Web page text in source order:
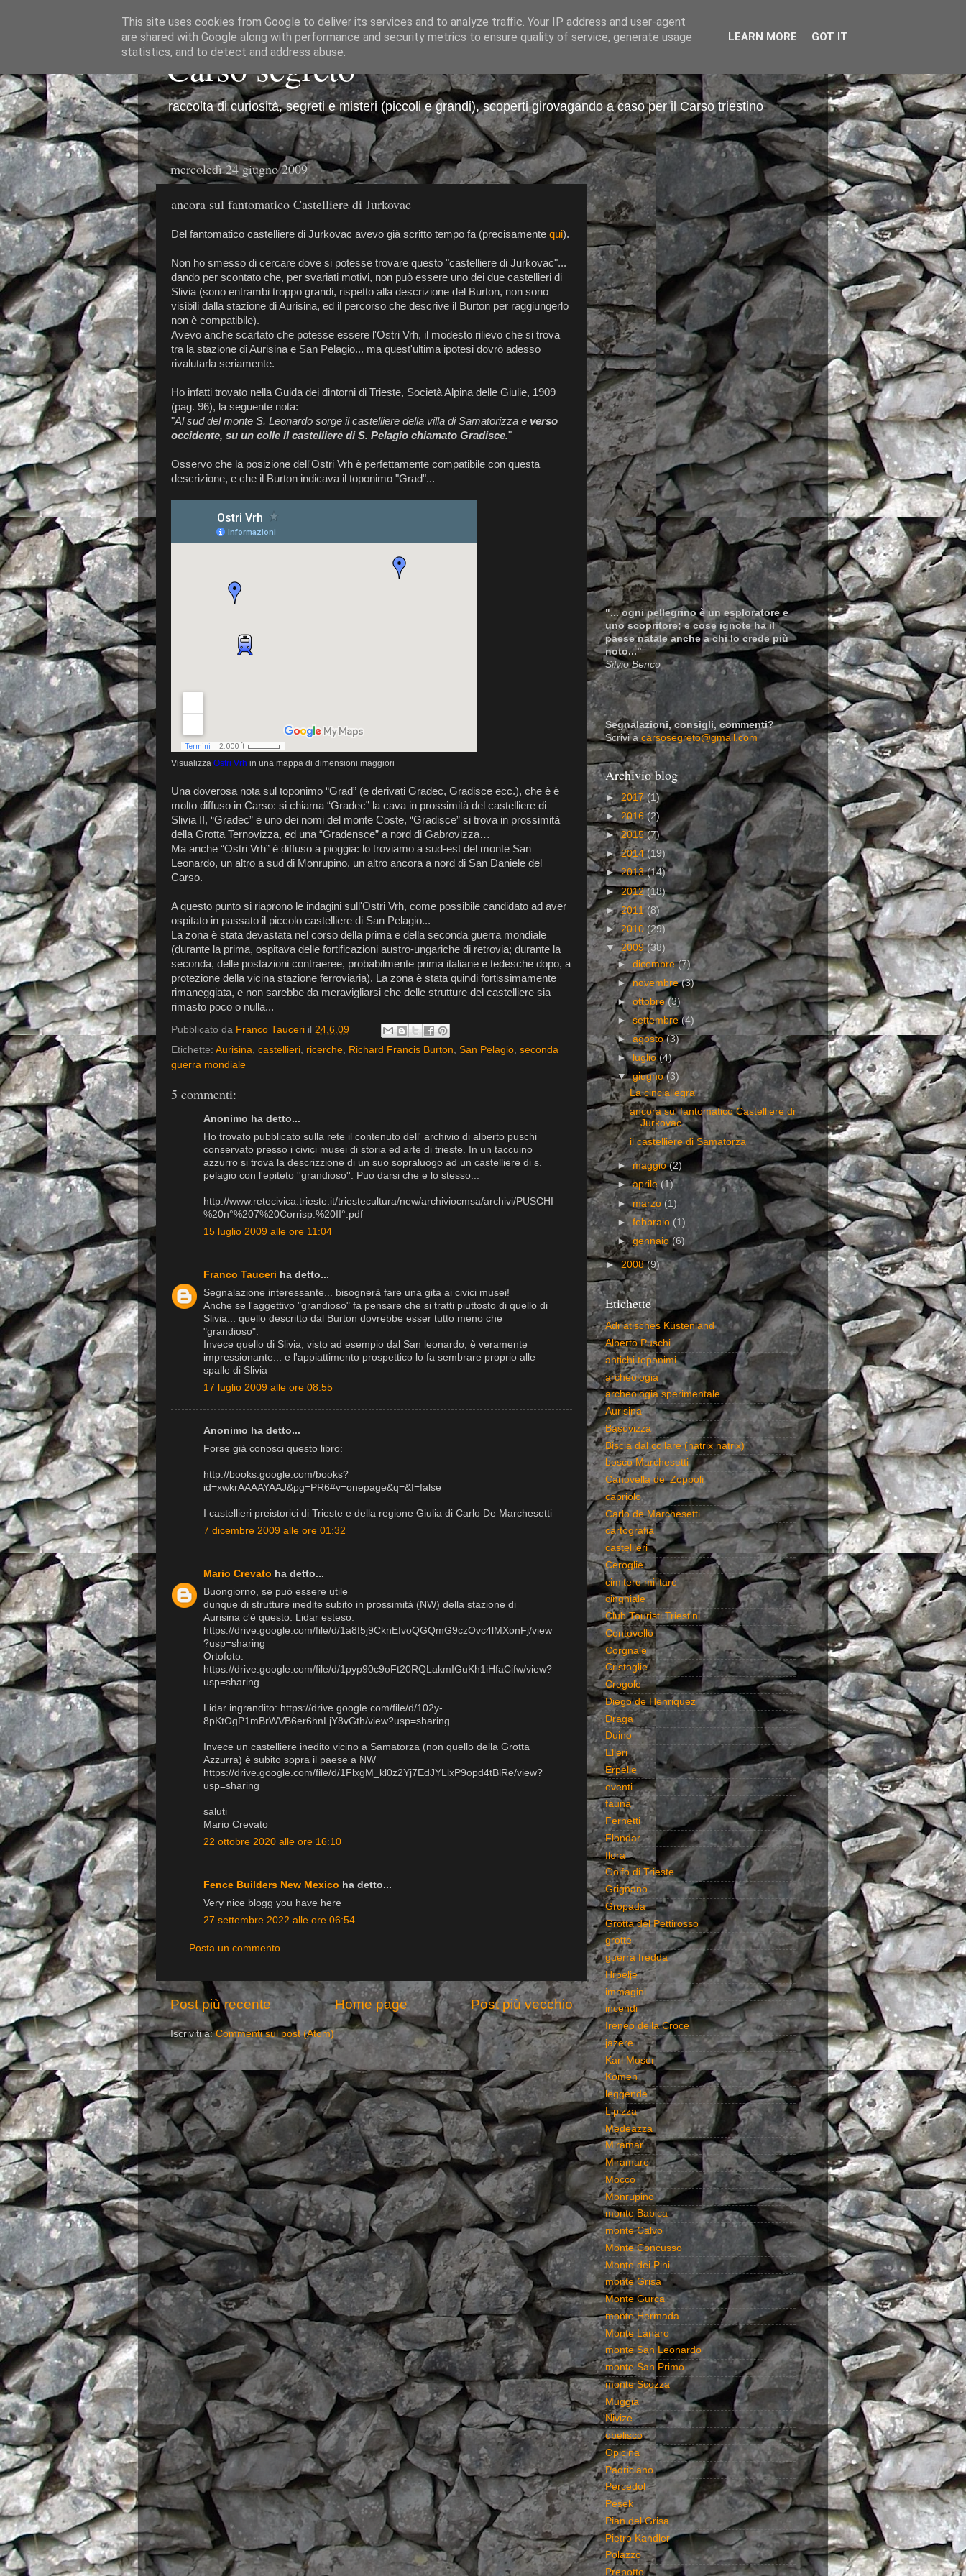
Carso segreto
raccolta di curiosità, segreti e misteri (piccoli e grandi), scoperti girovagando a caso per il Carso triestino
mercoledì 24 giugno 2009
ancora sul fantomatico Castelliere di Jurkovac
Del fantomatico castelliere di Jurkovac avevo già scritto tempo fa (precisamente qui).
Non ho smesso di cercare dove si potesse trovare questo "castelliere di Jurkovac"...
dando per scontato che, per svariati motivi, non può essere uno dei due castellieri di
Slivia (sono entrambi troppo grandi, rispetto alla descrizione del Burton, non sono
visibili dalla stazione di Aurisina, ed il percorso che descrive il Burton per raggiungerlo
non è compatibile).
Avevo anche scartato che potesse essere l'Ostri Vrh, il modesto rilievo che si trova
tra la stazione di Aurisina e San Pelagio... ma quest'ultima ipotesi dovrò adesso
rivalutarla seriamente.
Ho infatti trovato nella Guida dei dintorni di Trieste, Società Alpina delle Giulie, 1909
(pag. 96), la seguente nota:
"Al sud del monte S. Leonardo sorge il castelliere della villa di Samatorizza e verso
occidente, su un colle il castelliere di S. Pelagio chiamato Gradisce."
Osservo che la posizione dell'Ostri Vrh è perfettamente compatibile con questa
descrizione, e che il Burton indicava il toponimo "Grad"...
Visualizza Ostri Vrh in una mappa di dimensioni maggiori
Una doverosa nota sul toponimo “Grad” (e derivati Gradec, Gradisce ecc.), che è è
molto diffuso in Carso: si chiama “Gradec” la cava in prossimità del castelliere di
Slivia II, “Gradec” è uno dei nomi del monte Coste, “Gradisce” si trova in prossimità
della Grotta Ternovizza, ed una “Gradensce” a nord di Gabrovizza…
Ma anche “Ostri Vrh” è diffuso a pioggia: lo troviamo a sud-est del monte San
Leonardo, un altro a sud di Monrupino, un altro ancora a nord di San Daniele del
Carso.
A questo punto si riaprono le indagini sull'Ostri Vrh, come possibile candidato ad aver
ospitato in passato il piccolo castelliere di San Pelagio...
La zona è stata devastata nel corso della prima e della seconda guerra mondiale
(durante la prima, ospitava delle fortificazioni austro-ungariche di retrovia; durante la
seconda, delle postazioni contraeree, probabilmente prima italiane e tedesche dopo, a
protezione della vicina stazione ferroviaria). La zona è stata quindi fortissimamente
rimaneggiata, e non sarebbe da meravigliarsi che delle strutture del castelliere sia
rimasto poco o nulla...
Pubblicato da Franco Tauceri il 24.6.09
Etichette: Aurisina, castellieri, ricerche, Richard Francis Burton, San Pelagio, seconda
guerra mondiale
5 commenti:
Anonimo ha detto...
Ho trovato pubblicato sulla rete il contenuto dell' archivio di alberto puschi
conservato presso i civici musei di storia ed arte di trieste. In un taccuino
azzurro si trova la descrizzione di un suo sopraluogo ad un castelliere di s.
pelagio con l'epiteto ''grandioso''. Puo darsi che e lo stesso...
http://www.retecivica.trieste.it/triestecultura/new/archiviocmsa/archivi/PUSCHI
%20n°%207%20Corrisp.%20II°.pdf
15 luglio 2009 alle ore 11:04
Franco Tauceri ha detto...
Segnalazione interessante... bisognerà fare una gita ai civici musei!
Anche se l'aggettivo "grandioso" fa pensare che si tratti piuttosto di quello di
Slivia... quello descritto dal Burton dovrebbe esser tutto meno che
"grandioso".
Invece quello di Slivia, visto ad esempio dal San leonardo, è veramente
impressionante... e l'appiattimento prospettico lo fa sembrare proprio alle
spalle di Slivia
17 luglio 2009 alle ore 08:55
Anonimo ha detto...
Forse già conosci questo libro:
http://books.google.com/books?
id=xwkrAAAAYAAJ&pg=PR6#v=onepage&q=&f=false
I castellieri preistorici di Trieste e della regione Giulia di Carlo De Marchesetti
7 dicembre 2009 alle ore 01:32
Mario Crevato ha detto...
Buongiorno, se può essere utile
dunque di strutture inedite subito in prossimità (NW) della stazione di
Aurisina c'è questo: Lidar esteso:
https://drive.google.com/file/d/1a8f5j9CknEfvoQGQmG9czOvc4lMXonFj/view
?usp=sharing
Ortofoto:
https://drive.google.com/file/d/1pyp90c9oFt20RQLakmIGuKh1iHfaCifw/view?
usp=sharing
Lidar ingrandito: https://drive.google.com/file/d/102y-
8pKtOgP1mBrWVB6er6hnLjY8vGth/view?usp=sharing
Invece un castelliere inedito vicino a Samatorza (non quello della Grotta
Azzurra) è subito sopra il paese a NW
https://drive.google.com/file/d/1FlxgM_kl0z2Yj7EdJYLlxP9opd4tBlRe/view?
usp=sharing
saluti
Mario Crevato
22 ottobre 2020 alle ore 16:10
Fence Builders New Mexico ha detto...
Very nice blogg you have here
27 settembre 2022 alle ore 06:54
Posta un commento
Post più recente Post più vecchio
Home page
Iscriviti a:Commenti sul post (Atom)
"... ogni pellegrino è un esploratore e
uno scopritore; e cose ignote ha il
paese natale anche a chi lo crede più
noto..."
Silvio Benco
Segnalazioni, consigli, commenti?
Scrivi acarsosegreto@gmail.com
Archivio blog
► 2017(1)
►2016(2)
►2015(7)
►2014(19)
►2013(14)
►2012(18)
►2011 (8)
► 2010 (29)
▼2009(38)
►dicembre(7)
►novembre(3)
►ottobre(3)
►settembre(4)
►agosto(3)
►luglio(4)
▼giugno(3)
La cinciallegra
ancora sul fantomatico Castelliere di
Jurkovac
il castelliere di Samatorza
► maggio(2)
►aprile(1)
►marzo (1)
►febbraio (1)
►gennaio (6)
►2008(9)
Etichette
Adriatisches Küstenland
Alberto Puschi
antichi toponimi
archeologia
archeologia sperimentale
Aurisina
Basovizza
Biscia dal collare (natrix natrix)
bosco Marchesetti
Canovella de' Zoppoli
capriolo
Carlo de Marchesetti
cartografia
castellieri
Ceroglie
cimitero militare
cinghiale
Club Touristi Triestini
Contovello
Corgnale
Cristoglie
Crogole
Diego de Henriquez
Draga
Duino
Elleri
Erpelle
eventi
fauna
Fernetti
Flondar
flora
Golfo di Trieste
Grignano
Gropada
Grotta del Pettirosso
grotte
guerra fredda
Hrpelje
immagini
incendi
Ireneo della Croce
jazere
Karl Moser
Komen
leggende
Lipizza
Medeazza
Miramar
Miramare
Moccò
Monrupino
monte Babica
monte Calvo
Monte Concusso
Monte dei Pini
monte Grisa
Monte Gurca
monte Hermada
Monte Lanaro
monte San Leonardo
monte San Primo
monte Scozza
Muggia
Nivize
obelisco
Opicina
Padriciano
Percedol
Pesek
Pian del Grisa
Pietro Kandler
Polazzo
Prepotto
This site uses cookies from Google to deliver its services and to analyze traffic. Your IP address and user-agent
are shared with Google along with performance and security metrics to ensure quality of service, generate usage
statistics, and to detect and address abuse.
LEARN MORE GOT IT